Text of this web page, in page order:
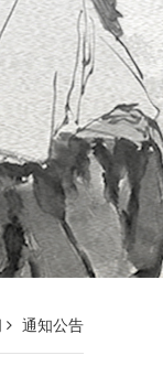
通知公告